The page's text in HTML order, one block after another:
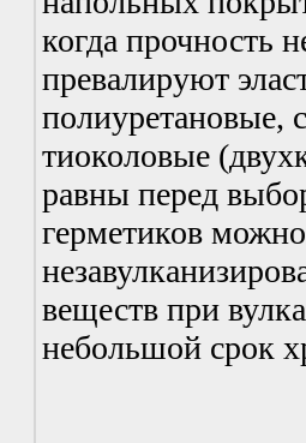
когда прочность
превалируют
полиуретановые,
тиоколовые
равны перед
герметиков
веществ при
небольшой срок